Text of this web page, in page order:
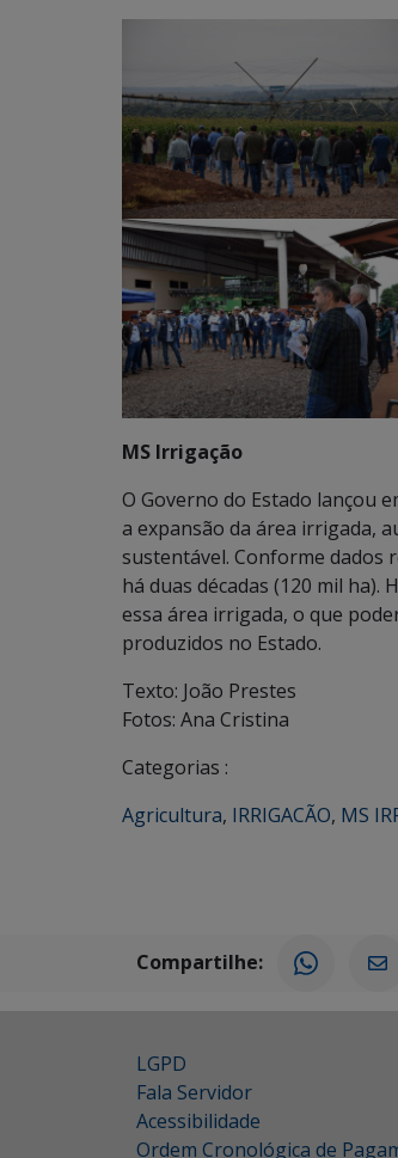
MS Irrigação
O Governo do Estado lançou
a expansão da área irrigada,
sustentável. Conforme dados
há duas décadas (120 mil
essa área irrigada, o que
produzidos no Estado.
Texto: João Prestes
Fotos: Ana Cristina
Categorias :
Agricultura, IRRIGACÃO, MS
Compartilhe:
LGPD
Fala Servidor
Acessibilidade
Ordem Cronológica de